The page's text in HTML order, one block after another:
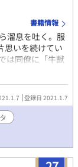
書籍情報
溜息を吐く。服
思いを続けてい
は同僚に「牛獣
れてしまうほ
あ大変なんだ」
んどいないだろ
ベータでいる者
、単独で王都
で棲み着くこ
王都にいる理
登録日 2021.1.7